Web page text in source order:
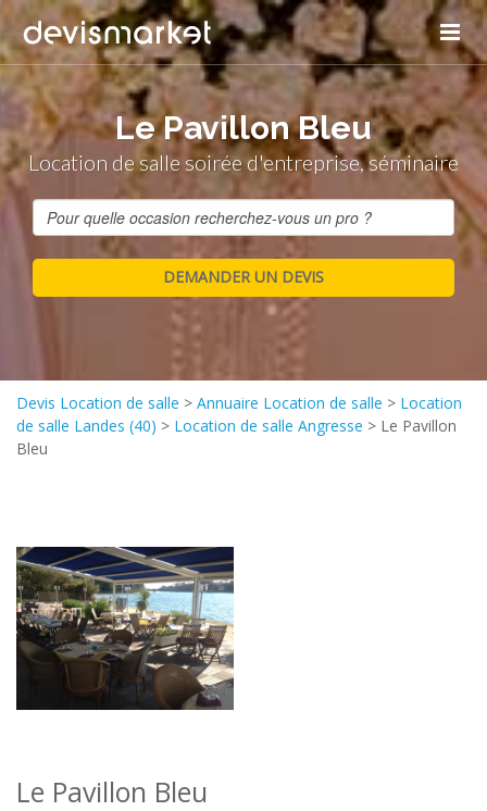
Le Pavillon Bleu
Location de salle soirée d'entreprise, séminaire
Devis Location de salle > Annuaire Location de salle > Location
de salle Landes (40) > Location de salle Angresse > Le Pavillon
Bleu
Le Pavillon Bleu